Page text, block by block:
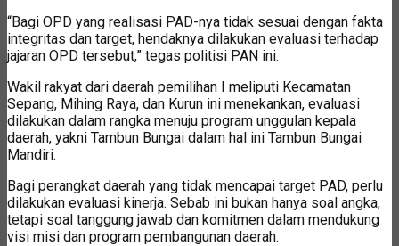
“Bagi OPD yang realisasi PAD-nya tidak sesuai dengan fakta
integritas dan target, hendaknya dilakukan evaluasi terhadap
jajaran OPD tersebut,” tegas politisi PAN ini.
Wakil rakyat dari daerah pemilihan I meliputi Kecamatan
Sepang, Mihing Raya, dan Kurun ini menekankan, evaluasi
dilakukan dalam rangka menuju program unggulan kepala
daerah, yakni Tambun Bungai dalam hal ini Tambun Bungai
Mandiri.
Bagi perangkat daerah yang tidak mencapai target PAD, perlu
dilakukan evaluasi kinerja. Sebab ini bukan hanya soal angka,
tetapi soal tanggung jawab dan komitmen dalam mendukung
visi misi dan program pembangunan daerah.